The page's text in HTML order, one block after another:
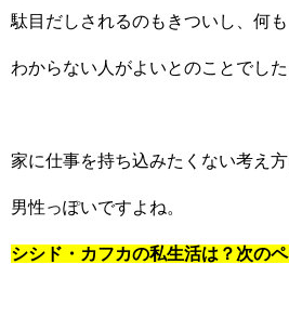
駄目だしされるのもきついし、何も
わからない人がよいとのことでした
家に仕事を持ち込みたくない考え方
男性っぽいですよね。
シシド・カフカの私生活は？次のペ